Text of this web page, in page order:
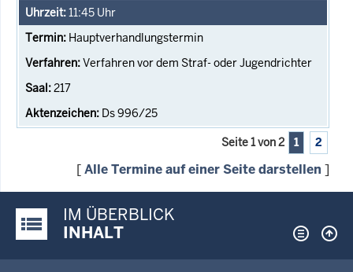
11:45 Uhr
Hauptverhandlungstermin
Verfahren vor dem Straf- oder Jugendrichter
217
Ds 996/25
Seite 1 von 2 1 2
[Alle Termine auf einer Seite darstellen ]
Justiz-Portal im Überblick:
IM ÜBERBLICK
INHALT